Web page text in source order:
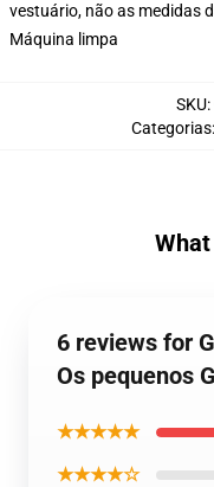
vestuário, não as medidas
Máquina limpa
SKU:
Categorias:
6 reviews for
Os pequenos
★★★★★
★★★★☆